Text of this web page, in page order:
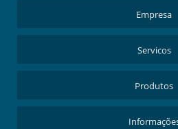
Empresa
Servicos
Produtos